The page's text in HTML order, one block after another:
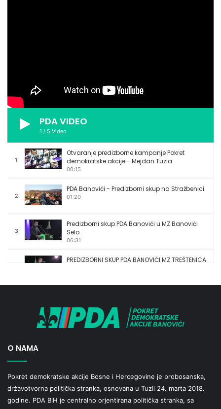
PDA VIDEO
1 / 5 Video
1
Otvaranje predizborne kampanje Pokret
demokratske akcije - Mejdan Tuzla
00:15
2
PDA Banovići - Predizborni skup na Stražbenici
01:20
3
Predizborni skup PDA Banovići u MZ Banovići
Selo
06:31
PREDIZBORNI SKUP PDA BANOVIĆI MZ TREŠTENICA
O NAMA
Pokret demokratske akcije Bosne i Hercegovine je probosanska,
državotvorna politička stranka, osnovana u Tuzli 24. marta 2018.
godine. PDA BiH je centralno orjentirana politička stranka, sa